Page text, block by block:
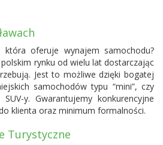
która oferuje wynajem samochodu?
rynku od wielu lat dostarczając
Jest to możliwe dzięki bogatej
samochodów typu “mini”, czy
y. Gwarantujemy konkurencyjne
klienta oraz minimum formalności.
Turystyczne